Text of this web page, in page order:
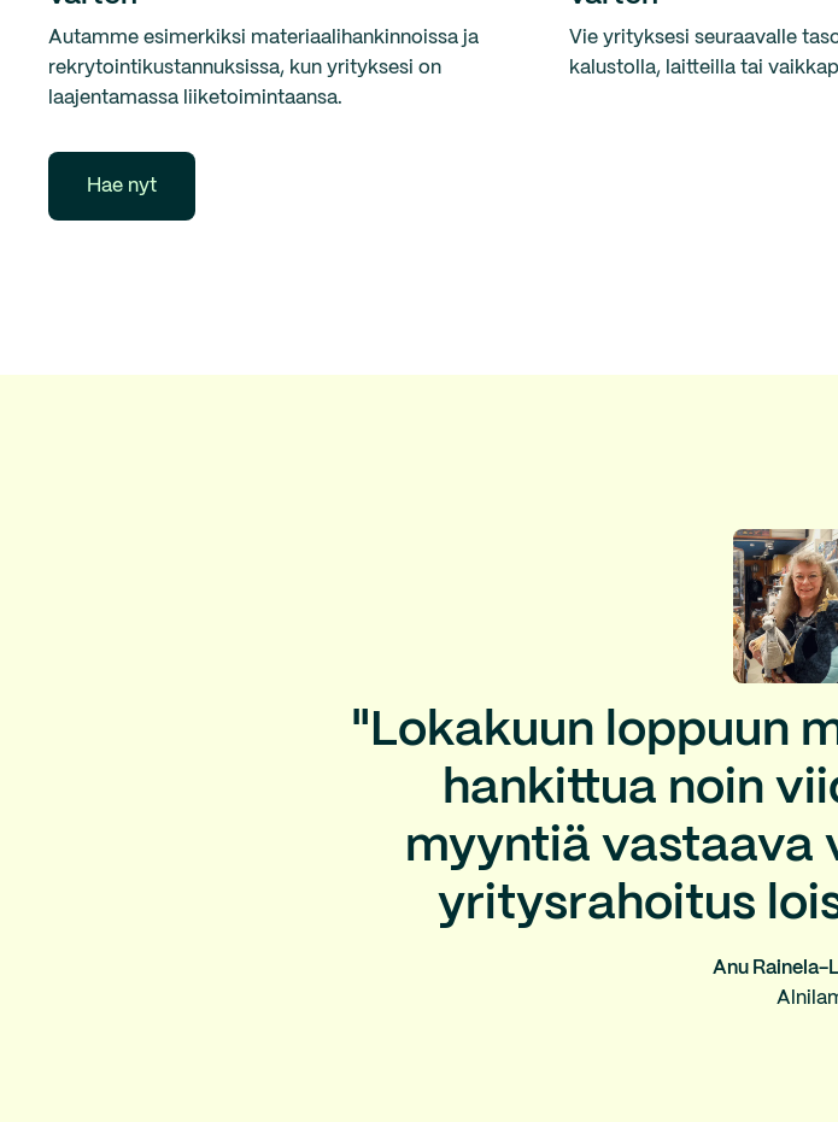
Autamme esimerkiksi materiaalihankinnoissa ja
rekrytointikustannuksissa, kun yrityksesi on
laajentamassa liiketoimintaansa.
Vie yrityksesi seuraavalle
kalustolla, laitteilla tai
Hae nyt
"Lokakuun loppuun
hankittua noin
myyntiä vastaava
yritysrahoitus
Anu Rainela-